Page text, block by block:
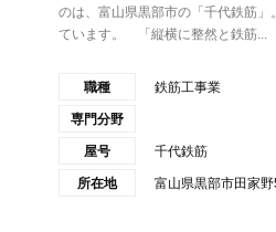
のは、富山県黒部市の「千代鉄筋
ています。 「縦横に整然と鉄筋...
職種 鉄筋工事業
専門分野
屋号 千代鉄筋
所在地 富山県黒部市田家